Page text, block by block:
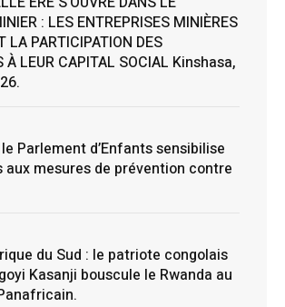
: LES ENTREPRISES MINIÈRES
LA PARTICIPATION DES
À LEUR CAPITAL SOCIAL Kinshasa,
le Parlement d’Enfants sensibilise
aux mesures de prévention contre
du Sud : le patriote congolais
Kasanji bouscule le Rwanda au